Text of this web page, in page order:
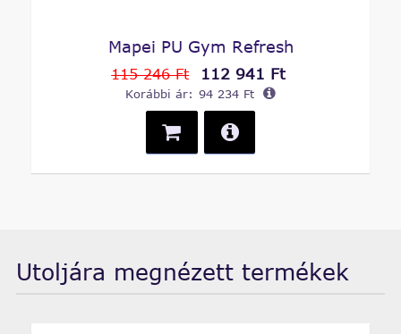
Mapei PU Gym Refresh
115 246 Ft 112 941 Ft
Korábbi ár: 94 234 Ft
Utoljára megnézett termékek